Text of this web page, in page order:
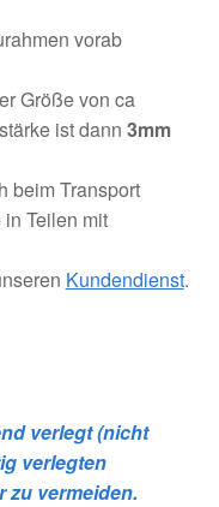
vorab
Größe von ca
ist dann 3mm
beim Transport
Teilen mit
Kundendienst.
verlegt (nicht
verlegten
zu vermeiden.